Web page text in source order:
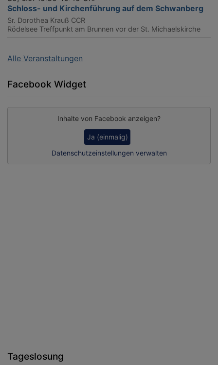
Schloss- und Kirchenführung auf dem Schwanberg
Sr. Dorothea Krauß CCR
Rödelsee Treffpunkt am Brunnen vor der St. Michaelskirche
Alle Veranstaltungen
Facebook Widget
Inhalte von Facebook anzeigen?
Ja (einmalig)
Datenschutzeinstellungen verwalten
Tageslosung